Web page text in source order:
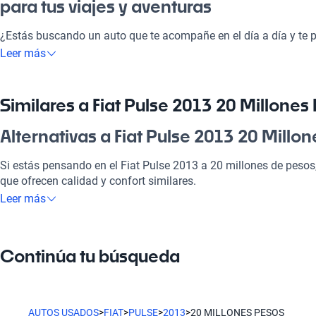
para tus viajes y aventuras
¿Estás buscando un auto que te acompañe en el día a día y te
panorama? El Fiat Pulse 2013 a 20 millones de pesos se
opción ideal para quienes buscan calidad, eficiencia y
¿Por qué elegir Fiat Pulse 2013 20
Disfrutá de la mejor tecnología con Tecnología moderna, lo que
placentero y conectado.
Fiat 500 Fiat Ducato,Fiat Unoofrecen las características
Leer más
Similares a Fiat Pulse 2013 20 Millones
Alternativas a Fiat Pulse 2013 20
Si estás pensando en el Fiat Pulse 2013 a 20 millones de
que ofrecen calidad y confort similares.
Fiat Pulse
Leer más
Continúa tu búsqueda
AUTOS USADOS>FIAT>PULSE>2013>20 MILLONES PESOS